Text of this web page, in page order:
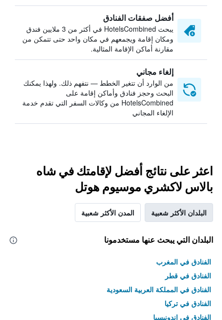
أفضل صفقات الفنادق
يبحث HotelsCombined في أكثر من 3 ملايين فندق
ومكان إقامة ويجمعهم في مكان واحد حتى تتمكن من
مقارنة أماكن الإقامة المثالية.
إلغاء مجاني
من الوارد أن تتغير الخطط — نتفهم ذلك. ولهذا يمكنك
البحث وحجز فنادق وأماكن إقامة على
HotelsCombined من وكالات السفر التي تقدم خدمة
الإلغاء المجاني
اعثر على نتائج أفضل لإقامتك في شاه
بالاس لاكشري موسيوم هوتل
البلدان الأكثر شعبية المدن الأكثر شعبية
البلدان التي يبحث عنها مستخدمونا
الفنادق في المغرب
الفنادق في قطر
الفنادق في المملكة العربية السعودية
الفنادق في تركيا
الفنادق في إندونيسيا